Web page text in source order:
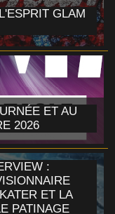
GLAM
ET AU
2026
:
ET LA
PATINAGE